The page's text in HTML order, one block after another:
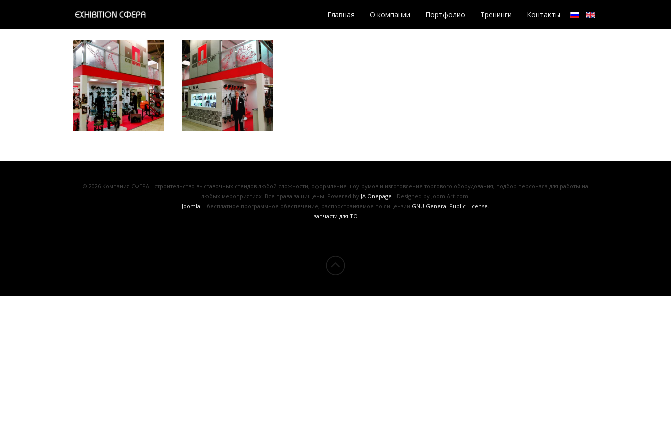
Главная О компании Портфолио Тренинги Контакты
Mitex 2016
© 2026 Компания СФЕРА - строительство выставочных стендов любой сложности, оформление шоу-румов и изготовление торгового оборудования, подбор персонала для работы на
любых мероприятиях. Все права защищены. Powered by JA Onepage - Designed by JoomlArt.com.
Joomla! - бесплатное программное обеспечение, распространяемое по лицензии GNU General Public License.
запчасти для ТО